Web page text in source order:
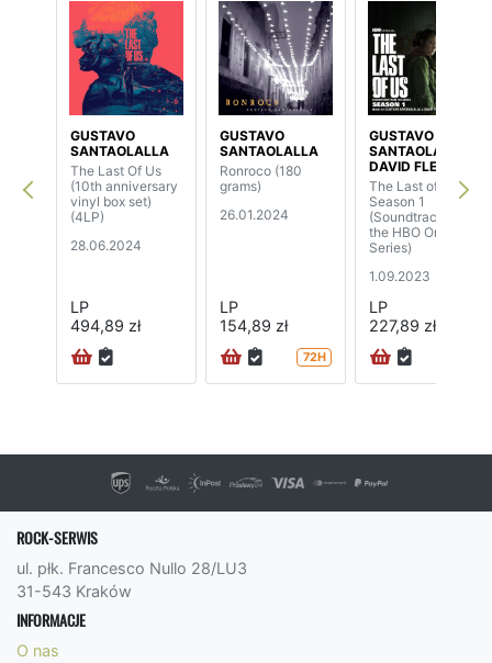
GUSTAVO
SANTAOLALLA
The Last Of Us
(10th anniversary
vinyl box set)
(4LP)
28.06.2024
LP
494,89 zł
GUSTAVO
SANTAOLALLA
Ronroco (180
grams)
26.01.2024
LP
154,89 zł
72H
GUSTAVO
SANTAOLALLA /
DAVID FLEMING
The Last of Us:
Season 1
(Soundtrack from
the HBO Original
Series)
1.09.2023
LP
227,89 zł
ROCK-SERWIS
ul. płk. Francesco Nullo 28/LU3
31-543 Kraków
INFORMACJE
O nas